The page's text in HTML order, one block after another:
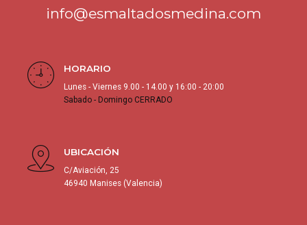
info@esmaltadosmedina.com
HORARIO
Lunes - Viernes 9.00 - 14.00 y 16:00 - 20:00
Sabado - Domingo CERRADO
UBICACIÓN
C/Aviación, 25
46940 Manises (Valencia)